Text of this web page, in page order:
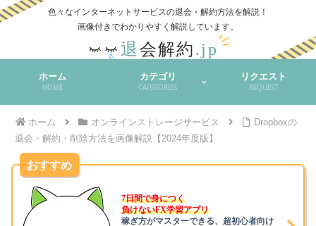
色々なインターネットサービスの退会・解約方法を解説！
ホーム
HOME
カテゴリ
CATEGORIES
リクエスト
REQUEST
ホーム オンラインストレージサービス
Dropboxの
退会・解約・削除方法を画像解説【2024年度版】
おすすめ
7日間で身につく
負けないFX学習アプリ
稼ぎ方がマスターできる、超初心者向け